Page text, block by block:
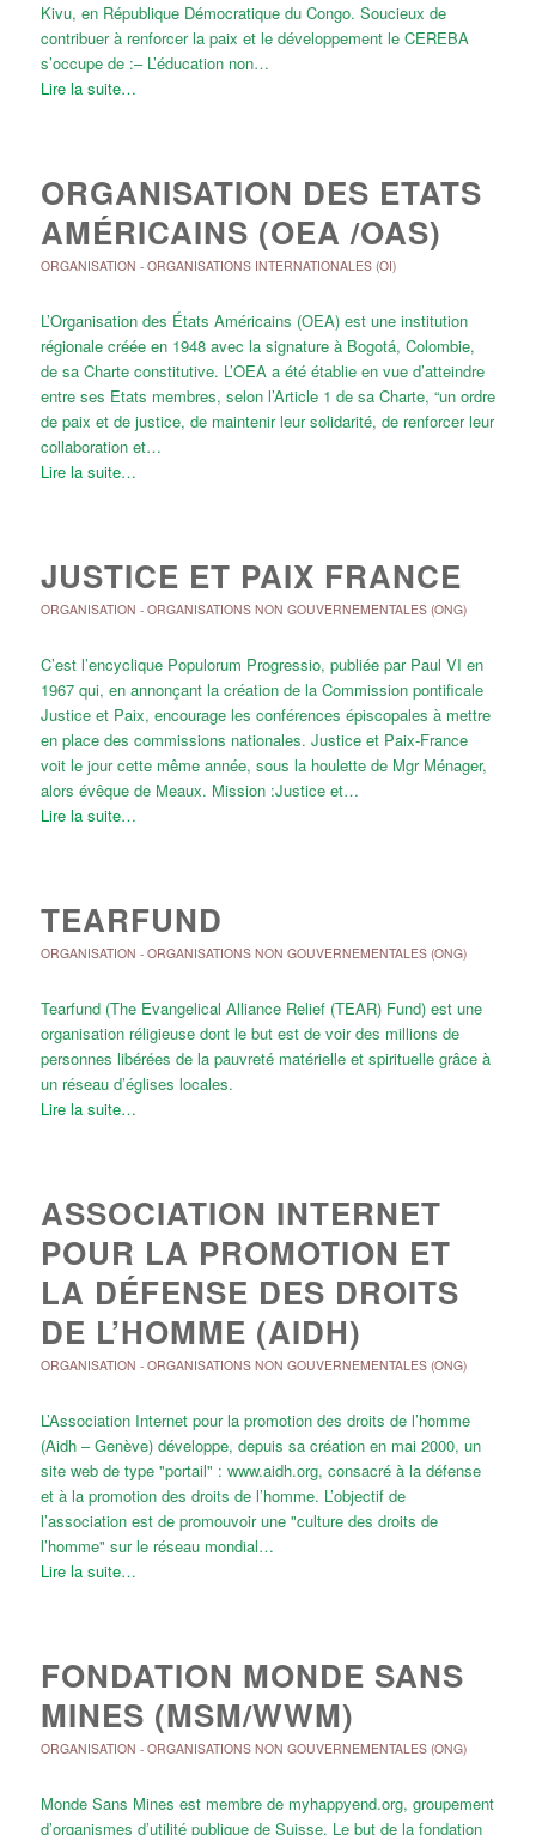
Kivu, en République Démocratique du Congo. Soucieux de
contribuer à renforcer la paix et le développement le CEREBA
s’occupe de :– L’éducation non…
Lire la suite…
ORGANISATION DES ETATS
AMÉRICAINS (OEA /OAS)
ORGANISATION - ORGANISATIONS INTERNATIONALES (OI)
L’Organisation des États Américains (OEA) est une institution
régionale créée en 1948 avec la signature à Bogotá, Colombie,
de sa Charte constitutive. L’OEA a été établie en vue d’atteindre
entre ses Etats membres, selon l’Article 1 de sa Charte, “un ordre
de paix et de justice, de maintenir leur solidarité, de renforcer leur
collaboration et…
Lire la suite…
JUSTICE ET PAIX FRANCE
ORGANISATION - ORGANISATIONS NON GOUVERNEMENTALES (ONG)
C’est l’encyclique Populorum Progressio, publiée par Paul VI en
1967 qui, en annonçant la création de la Commission pontificale
Justice et Paix, encourage les conférences épiscopales à mettre
en place des commissions nationales. Justice et Paix-France
voit le jour cette même année, sous la houlette de Mgr Ménager,
alors évêque de Meaux. Mission :Justice et…
Lire la suite…
TEARFUND
ORGANISATION - ORGANISATIONS NON GOUVERNEMENTALES (ONG)
Tearfund (The Evangelical Alliance Relief (TEAR) Fund) est une
organisation réligieuse dont le but est de voir des millions de
personnes libérées de la pauvreté matérielle et spirituelle grâce à
un réseau d’églises locales.
Lire la suite…
ASSOCIATION INTERNET
POUR LA PROMOTION ET
LA DÉFENSE DES DROITS
DE L’HOMME (AIDH)
ORGANISATION - ORGANISATIONS NON GOUVERNEMENTALES (ONG)
L’Association Internet pour la promotion des droits de l’homme
(Aidh – Genève) développe, depuis sa création en mai 2000, un
site web de type "portail" : www.aidh.org, consacré à la défense
et à la promotion des droits de l’homme. L’objectif de
l’association est de promouvoir une "culture des droits de
l’homme" sur le réseau mondial…
Lire la suite…
FONDATION MONDE SANS
MINES (MSM/WWM)
ORGANISATION - ORGANISATIONS NON GOUVERNEMENTALES (ONG)
Monde Sans Mines est membre de myhappyend.org, groupement
d’organismes d’utilité publique de Suisse. Le but de la fondation